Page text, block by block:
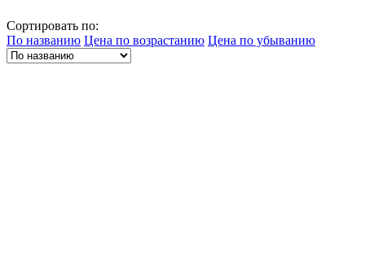
Сортировать по:
По названию Цена по возрастанию Цена по убыванию